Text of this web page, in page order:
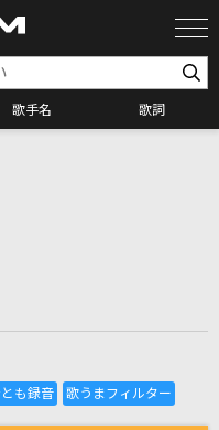
歌手名 歌詞